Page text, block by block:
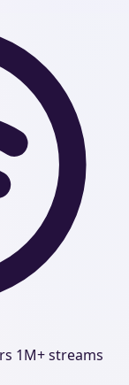
1M+ streams